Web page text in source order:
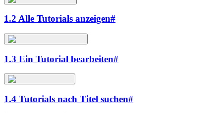
1.2 Alle Tutorials anzeigen#
1.3 Ein Tutorial bearbeiten#
1.4 Tutorials nach Titel suchen#